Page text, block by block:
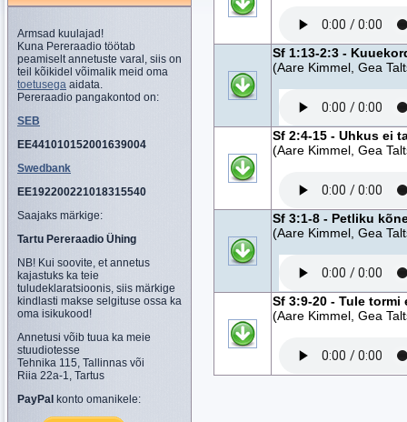
Armsad kuulajad!
Kuna Pereraadio töötab
peamiselt annetuste varal, siis on
teil kõikidel võimalik meid oma
toetusega aidata.
Pereraadio pangakontod on:
SEB
EE441010152001639004
Swedbank
EE192200221018315540
Saajaks märkige:
Tartu Pereraadio Ühing
NB! Kui soovite, et annetus
kajastuks ka teie
tuludeklaratsioonis, siis märkige
kindlasti makse selgituse ossa ka
oma isikukood!
Annetusi võib tuua ka meie
stuudiotesse
Tehnika 115, Tallinnas või
Riia 22a-1, Tartus
PayPal konto omanikele:
Sf 1:13-2:3 -
(Aare Kimmel, Gea
Sf 2:4-15 - Uhkus ei
(Aare Kimmel, Gea
Sf 3:1-8 - Petliku
(Aare Kimmel, Gea
Sf 3:9-20 - Tule tormi
(Aare Kimmel, Gea